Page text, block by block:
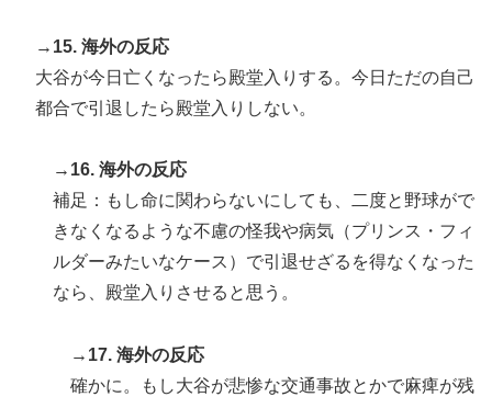
→15. 海外の反応
大谷が今日亡くなったら殿堂入りする。今日ただの自己
都合で引退したら殿堂入りしない。
→16. 海外の反応
補足：もし命に関わらないにしても、二度と野球がで
きなくなるような不慮の怪我や病気（プリンス・フィ
ルダーみたいなケース）で引退せざるを得なくなった
なら、殿堂入りさせると思う。
→17. 海外の反応
確かに。もし大谷が悲惨な交通事故とかで麻痺が残